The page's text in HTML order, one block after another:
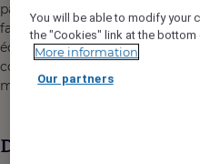
passionnés, investis et animés
fait. Rejoindre le Mercure
équipe soudée, dynamique et
contribue chaque jour à faire
mémorable.
Description du poste
You will be able to modify your
the "Cookies" link at the bottom
More information
Our partners